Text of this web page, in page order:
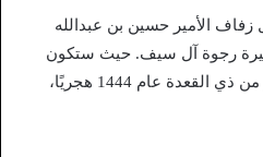
الأمير حسين بن عبدالله
رجوة آل سيف. حيث ستكون
مراسم الزفاف في الثاني عشر من ذي القعدة عام 1444 هجريًا،